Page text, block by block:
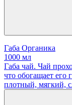
Габа Органика
1000 мл
Габа чай. Чай
что обогащает его
плотный, мягкий,